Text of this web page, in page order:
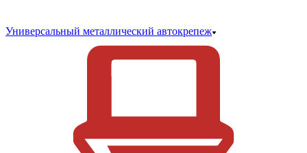
Универсальный металлический автокрепеж